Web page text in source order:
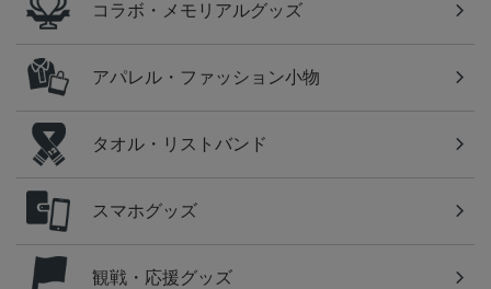
コラボ・メモリアルグッズ
アパレル・ファッション小物
タオル・リストバンド
スマホグッズ
観戦・応援グッズ